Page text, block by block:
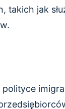
takich jak